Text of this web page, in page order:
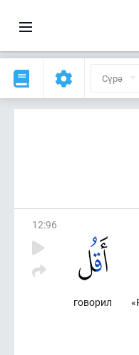
Сүрә
12:96
говорил